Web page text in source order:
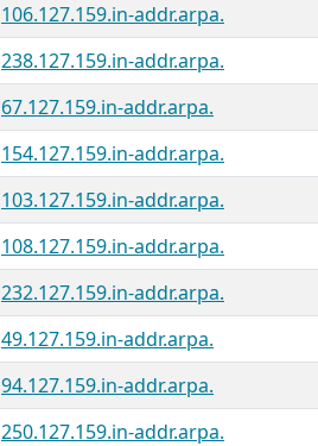
106.127.159.in-addr.arpa.
238.127.159.in-addr.arpa.
67.127.159.in-addr.arpa.
154.127.159.in-addr.arpa.
103.127.159.in-addr.arpa.
108.127.159.in-addr.arpa.
232.127.159.in-addr.arpa.
49.127.159.in-addr.arpa.
94.127.159.in-addr.arpa.
250.127.159.in-addr.arpa.